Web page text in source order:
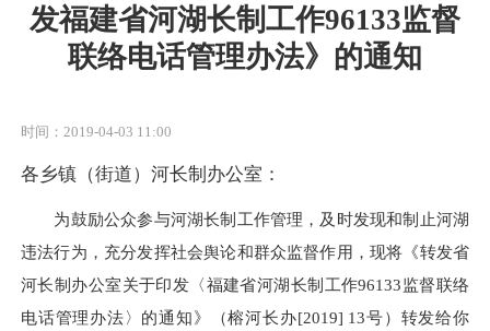
发福建省河湖长制工作96133监督
联络电话管理办法》的通知
时间：2019-04-03 11:00
各乡镇（街道）河长制办公室：
为鼓励公众参与河湖长制工作管理，及时发现和制止河湖
违法行为，充分发挥社会舆论和群众监督作用，现将《转发省
河长制办公室关于印发〈福建省河湖长制工作96133监督联络
电话管理办法〉的通知》（榕河长办[2019] 13号）转发给你